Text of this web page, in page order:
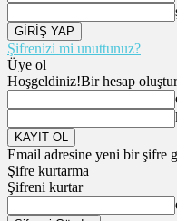
Şifrenizi mi unuttunuz?
Üye ol
Hoşgeldiniz!Bir hesap
Email adresine yeni bir şifre
Şifre kurtarma
Şifreni kurtar